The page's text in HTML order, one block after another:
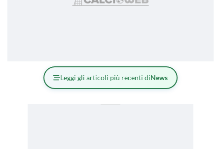
Leggi gli articoli più recenti diNews